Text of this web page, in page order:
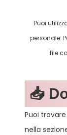
Puoi
personale.
file
📥
Puoi
nella